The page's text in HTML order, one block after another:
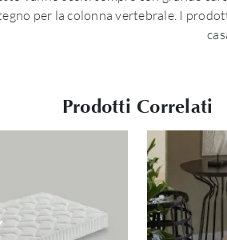
per la colonna vertebrale. I
Prodotti Correlati